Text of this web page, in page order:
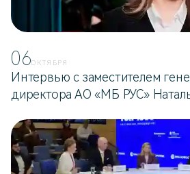
06ОКТЯБРЯ
Интервью с заместителем
директора АО «МБ РУС»